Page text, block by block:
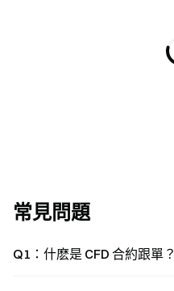
常見問題
Q1：什麽是 CFD 合約跟單？